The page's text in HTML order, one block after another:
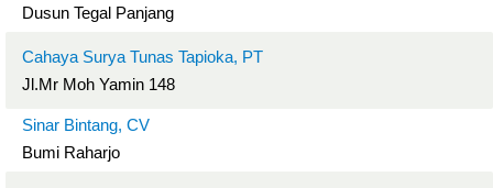
Dusun Tegal Panjang
Cahaya Surya Tunas Tapioka, PT
Jl.Mr Moh Yamin 148
Sinar Bintang, CV
Bumi Raharjo